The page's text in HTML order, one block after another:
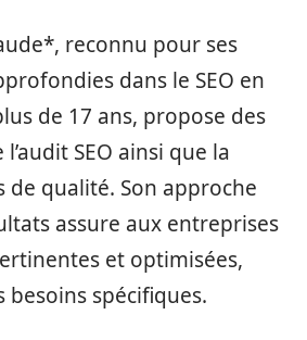
reconnu pour ses
dans le SEO en
de 17 ans, propose des
SEO ainsi que la
de qualité. Son approche
assure aux entreprises
et optimisées,
besoins spécifiques.